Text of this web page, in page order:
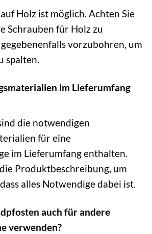
Holz ist möglich. Achten Sie
Schrauben für Holz zu
vorzubohren, um
spalten.
im Lieferumfang
die notwendigen
für eine
im Lieferumfang enthalten.
Produktbeschreibung, um
alles Notwendige dabei ist.
auch für andere
verwenden?